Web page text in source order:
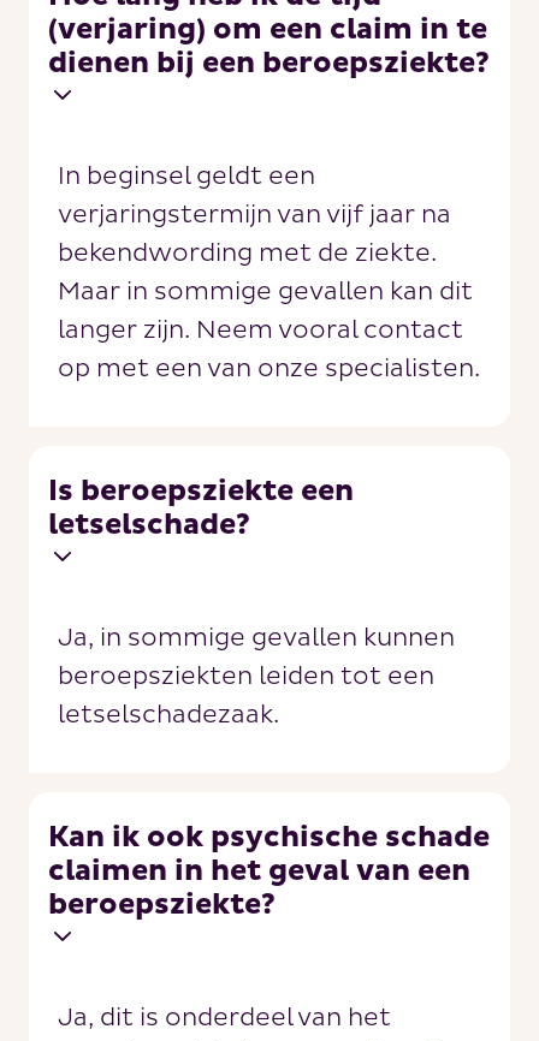
(verjaring) om een claim in te
dienen bij een beroepsziekte?
In beginsel geldt een
verjaringstermijn van vijf jaar na
bekendwording met de ziekte.
Maar in sommige gevallen kan dit
langer zijn. Neem vooral contact
op met een van onze specialisten.
Is beroepsziekte een
letselschade?
Ja, in sommige gevallen kunnen
beroepsziekten leiden tot een
letselschadezaak.
Kan ik ook psychische schade
claimen in het geval van een
beroepsziekte?
Ja, dit is onderdeel van het